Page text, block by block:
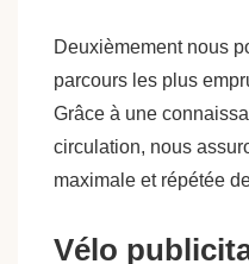
Deuxièmement nous
parcours les plus
Grâce à une
circulation, nous
maximale et répétée
Vélo